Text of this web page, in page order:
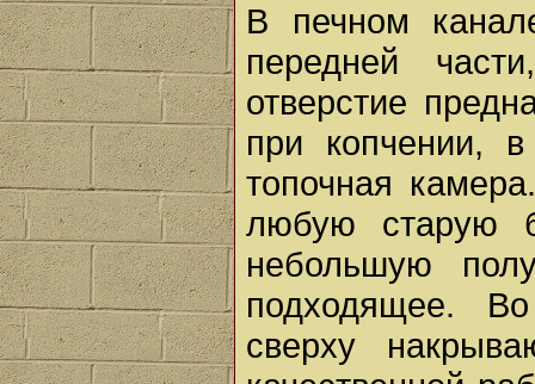
В печном
передней
отверстие
при копчении, в
топочная
любую старую
небольшую
подходящее.
сверху